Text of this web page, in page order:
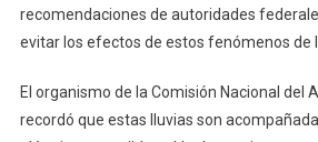
recomendaciones de autoridades
evitar los efectos de estos fenómenos de
El organismo de la Comisión Nacional del
recordó que estas lluvias son